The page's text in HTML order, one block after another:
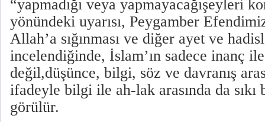
“yapmadığı veya yapmayacağışeyleri
yönündeki uyarısı, Peygamber
Allah’a sığınması ve diğer ayet ve
incelendiğinde, İslam’ın sadece inanç ile
değil,düşünce, bilgi, söz ve davranış
ifadeyle bilgi ile ah-lak arasında da sıkı
görülür.